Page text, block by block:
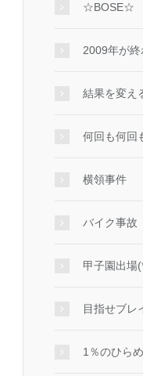
☆BOSE☆
2009年が
結果を変え
何回も何回
横領事件
バイク事故
甲子園出場
目指せブレ
1％のひら